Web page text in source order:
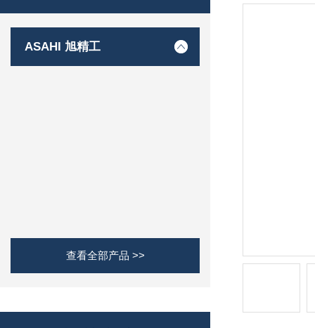
ASAHI 旭精工
查看全部产品 >>